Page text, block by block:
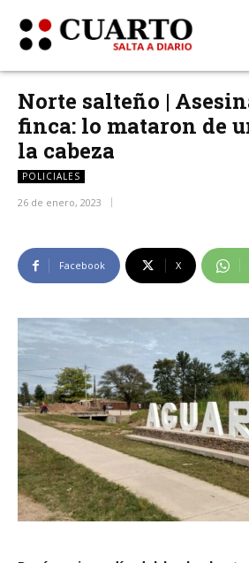
Norte salteño |
finca: lo mataron de
la cabeza
POLICIALES
26 de enero, 2023
Facebook X